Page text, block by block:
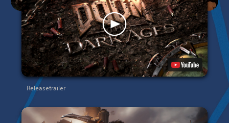
Releasetrailer